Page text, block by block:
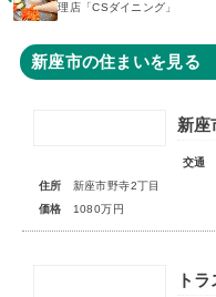
理店「CSダイニング」
新座市の住まいを見る
交通
住所
新座市野寺2丁目
価格
1080万円